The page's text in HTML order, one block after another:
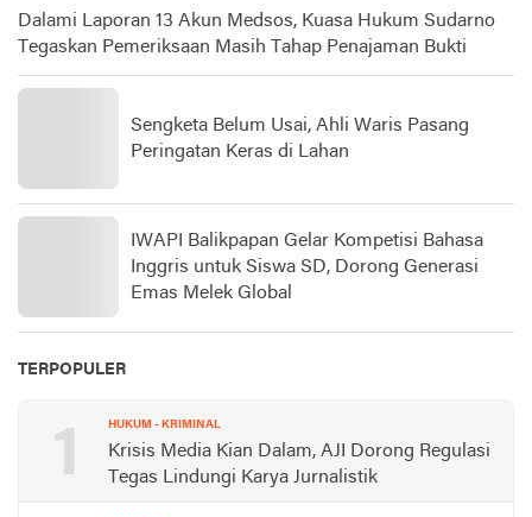
Dalami Laporan 13 Akun Medsos, Kuasa Hukum Sudarno
Tegaskan Pemeriksaan Masih Tahap Penajaman Bukti
Sengketa Belum Usai, Ahli Waris Pasang
Peringatan Keras di Lahan
IWAPI Balikpapan Gelar Kompetisi Bahasa
Inggris untuk Siswa SD, Dorong Generasi
Emas Melek Global
TERPOPULER
1 HUKUM - KRIMINAL
Krisis Media Kian Dalam, AJI Dorong Regulasi
Tegas Lindungi Karya Jurnalistik